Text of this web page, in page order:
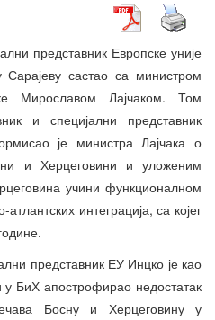
представник Европске уније
састао са министром
Мирославом Лајчаком. Том
и специјални представник
је министра Лајчака о
и Херцеговини и уложеним
учини функционалном
интеграција, са којег
представник ЕУ Инцко је као
БиХ апострофирао недостатак
Босну и Херцеговину у